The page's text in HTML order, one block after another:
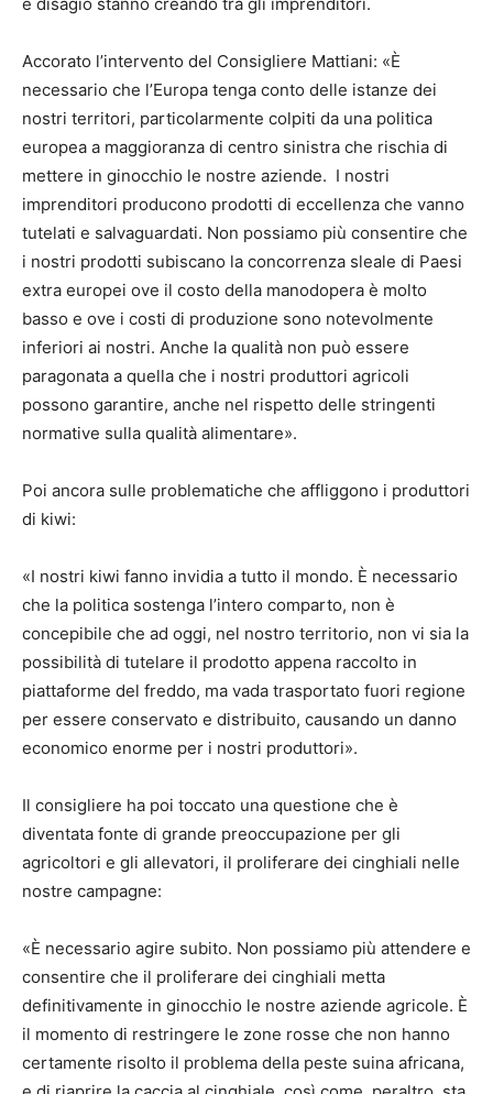
Accorato l’intervento del Consigliere Mattiani: «È
necessario che l’Europa tenga conto delle istanze dei
nostri territori, particolarmente colpiti da una politica
europea a maggioranza di centro sinistra che rischia di
mettere in ginocchio le nostre aziende. I nostri
imprenditori producono prodotti di eccellenza che vanno
tutelati e salvaguardati. Non possiamo più consentire che
i nostri prodotti subiscano la concorrenza sleale di Paesi
extra europei ove il costo della manodopera è molto
basso e ove i costi di produzione sono notevolmente
inferiori ai nostri. Anche la qualità non può essere
paragonata a quella che i nostri produttori agricoli
possono garantire, anche nel rispetto delle stringenti
normative sulla qualità alimentare».
Poi ancora sulle problematiche che affliggono i produttori
di kiwi:
«I nostri kiwi fanno invidia a tutto il mondo. È necessario
che la politica sostenga l’intero comparto, non è
concepibile che ad oggi, nel nostro territorio, non vi sia la
possibilità di tutelare il prodotto appena raccolto in
piattaforme del freddo, ma vada trasportato fuori regione
per essere conservato e distribuito, causando un danno
economico enorme per i nostri produttori».
Il consigliere ha poi toccato una questione che è
diventata fonte di grande preoccupazione per gli
agricoltori e gli allevatori, il proliferare dei cinghiali nelle
nostre campagne:
«È necessario agire subito. Non possiamo più attendere e
consentire che il proliferare dei cinghiali metta
definitivamente in ginocchio le nostre aziende agricole. È
il momento di restringere le zone rosse che non hanno
certamente risolto il problema della peste suina africana,